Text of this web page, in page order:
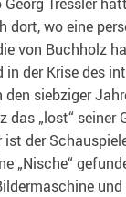
dort, wo eine
von Buchholz
in der Krise des
den siebziger
das „lost“ seiner
ist der
„Nische“
und